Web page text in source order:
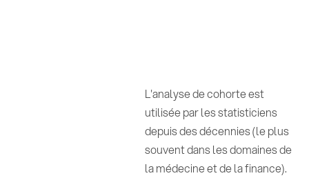
L'analyse de cohorte est
utilisée par les statisticiens
depuis des décennies (le plus
souvent dans les domaines de
la médecine et de la finance).